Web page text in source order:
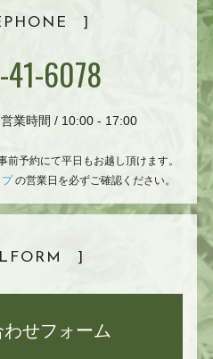
]
6078
業時間 / 10:00 - 17:00
予約にて平日もお越し頂けます。
の営業日を必ずご確認ください。
]
わせフォーム